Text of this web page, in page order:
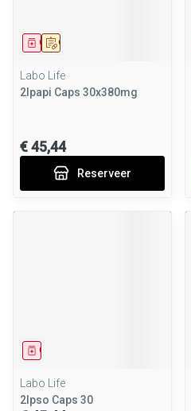
Op voorschrift
Geneesmiddel
Labo Life
2lpapi Caps 30x380mg
€ 45,44
Reserveer
Geneesmiddel
Labo Life
2lpso Caps 30